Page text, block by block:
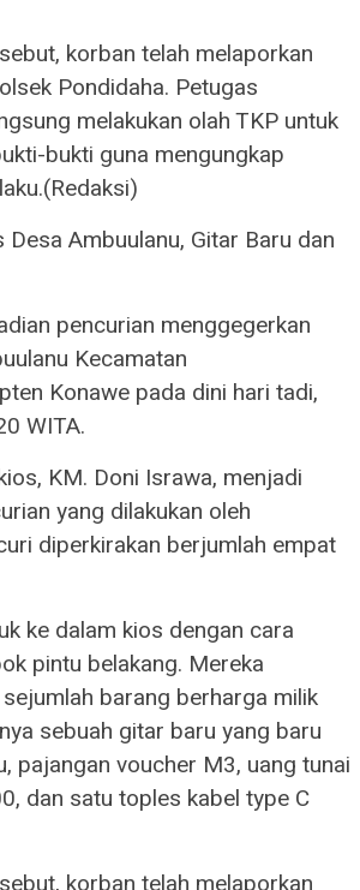
korban telah melaporkan
Pondidaha. Petugas
melakukan olah TKP untuk
bukti guna mengungkap
Desa Ambuulanu, Gitar Baru dan
pencurian menggegerkan
Kecamatan
Konawe pada dini hari tadi,
WITA.
KM. Doni Israwa, menjadi
yang dilakukan oleh
diperkirakan berjumlah empat
ke dalam kios dengan cara
pintu belakang. Mereka
barang berharga milik
sebuah gitar baru yang baru
pajangan voucher M3, uang tunai
dan satu toples kabel type C